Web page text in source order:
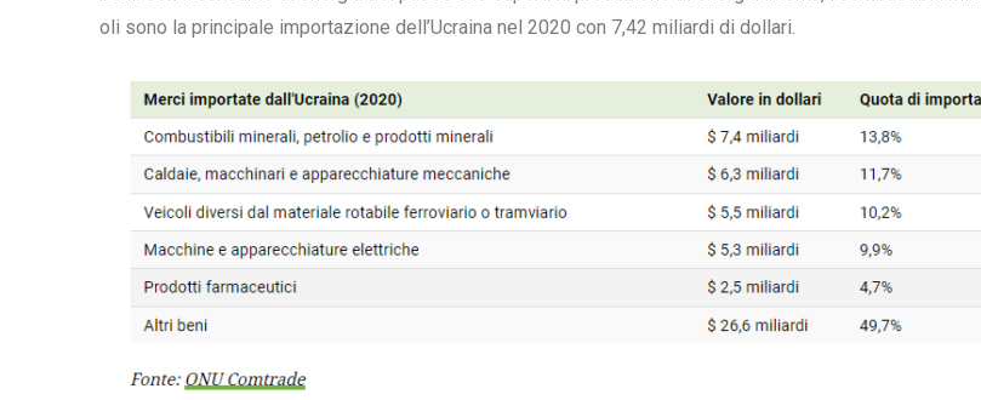
oli sono la principale importazione dell’Ucraina nel 2020 con 7,42 miliardi di dollari.